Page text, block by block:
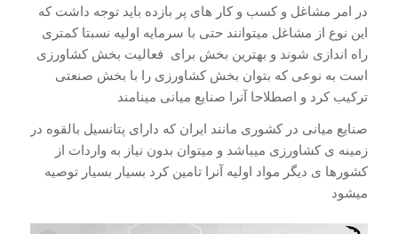
در امر مشاغل و کسب و کار های پر بازده باید توجه داشت که
این نوع از مشاغل میتوانند حتی با سرمایه اولیه نسبتا کمتری
راه اندازی شوند و بهترین بخش برای فعالیت بخش کشاورزی
است به نوعی که بتوان بخش کشاورزی را با بخش صنعتی
ترکیب کرد و اصطلاحا آنرا صنایع میانی مینامند
صنایع میانی در کشوری مانند ایران که دارای پتانسیل بالقوه در
زمینه ی کشاورزی میباشد و میتوان بدون نیاز به واردات از
کشورها ی دیگر مواد اولیه آنرا تامین کرد بسیار بسیار توصیه
میشود